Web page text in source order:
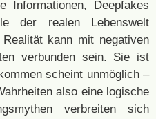
Informationen, Deepfakes
der realen Lebenswelt
kann mit negativen
verbunden sein. Sie ist
scheint unmöglich –
also eine logische
verbreiten sich